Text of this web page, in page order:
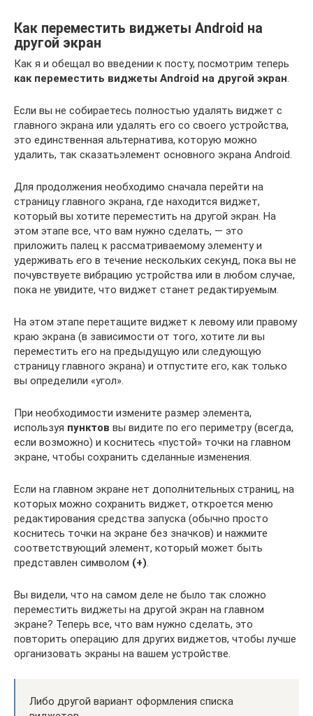
Как переместить виджеты Android на
другой экран
Как я и обещал во введении к посту, посмотрим теперь
как переместить виджеты Android на другой экран.
Если вы не собираетесь полностью удалять виджет с
главного экрана или удалять его со своего устройства,
это единственная альтернатива, которую можно
удалить, так сказатьэлемент основного экрана Android.
Для продолжения необходимо сначала перейти на
страницу главного экрана, где находится виджет,
который вы хотите переместить на другой экран. На
этом этапе все, что вам нужно сделать, — это
приложить палец к рассматриваемому элементу и
удерживать его в течение нескольких секунд, пока вы не
почувствуете вибрацию устройства или в любом случае,
пока не увидите, что виджет станет редактируемым.
На этом этапе перетащите виджет к левому или правому
краю экрана (в зависимости от того, хотите ли вы
переместить его на предыдущую или следующую
страницу главного экрана) и отпустите его, как только
вы определили «угол».
При необходимости измените размер элемента,
используя пунктов вы видите по его периметру (всегда,
если возможно) и коснитесь «пустой» точки на главном
экране, чтобы сохранить сделанные изменения.
Если на главном экране нет дополнительных страниц, на
которых можно сохранить виджет, откроется меню
редактирования средства запуска (обычно просто
коснитесь точки на экране без значков) и нажмите
соответствующий элемент, который может быть
представлен символом (+).
Вы видели, что на самом деле не было так сложно
переместить виджеты на другой экран на главном
экране? Теперь все, что вам нужно сделать, это
повторить операцию для других виджетов, чтобы лучше
организовать экраны на вашем устройстве.
Либо другой вариант оформления списка